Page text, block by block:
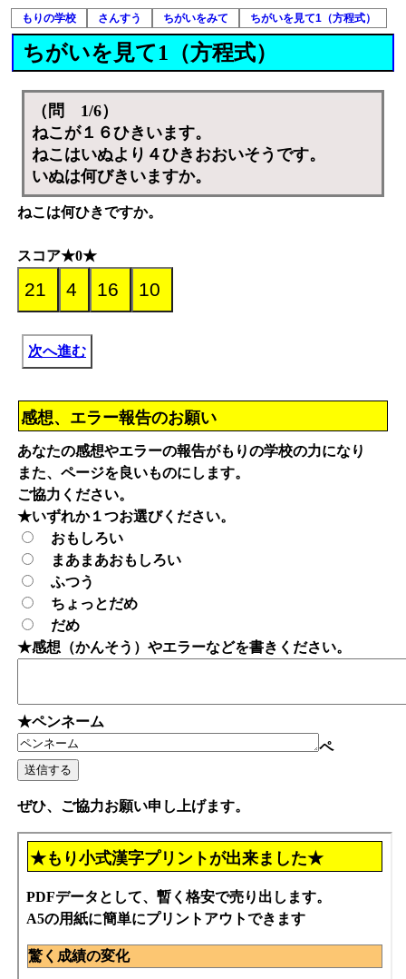
もりの学校 さんすう ちがいをみて ちがいを見て1（方程式）
ちがいを見て1（方程式）
（問 1/6）
ねこが１６ひきいます。
ねこはいぬより４ひきおおいそうです。
いぬは何びきいますか。
ねこは何ひきですか。
スコア★0★
次へ進む
感想、エラー報告のお願い
あなたの感想やエラーの報告がもりの学校の力になり
また、ページを良いものにします。
ご協力ください。
★いずれか１つお選びください。
おもしろい
まあまあおもしろい
ふつう
ちょっとだめ
だめ
★感想（かんそう）やエラーなどを書きください。
★ペンネーム
ペ
ぜひ、ご協力お願い申し上げます。